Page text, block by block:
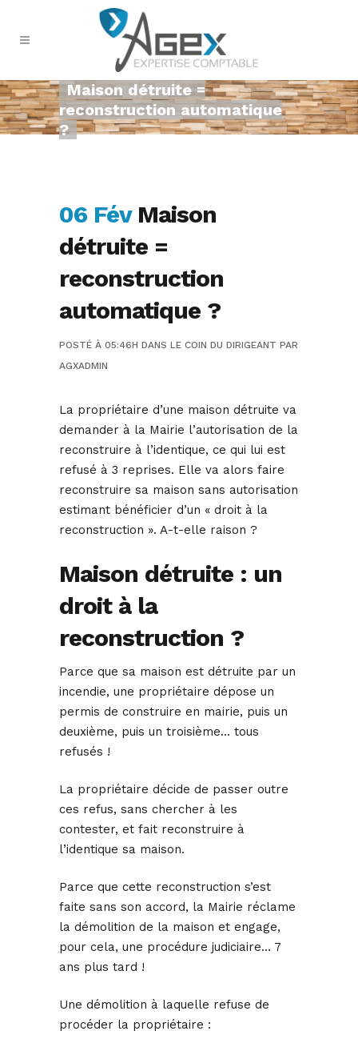
Maison détruite =
reconstruction automatique
?
06 FévMaison
détruite =
reconstruction
automatique ?
POSTÉ À 05:46H DANS LE COIN DU DIRIGEANT PAR
AGXADMIN
La propriétaire d’une maison détruite va
demander à la Mairie l’autorisation de la
reconstruire à l’identique, ce qui lui est
refusé à 3 reprises. Elle va alors faire
reconstruire sa maison sans autorisation
estimant bénéficier d’un « droit à la
reconstruction ». A-t-elle raison ?
Maison détruite : un
droit à la
reconstruction ?
Parce que sa maison est détruite par un
incendie, une propriétaire dépose un
permis de construire en mairie, puis un
deuxième, puis un troisième… tous
refusés !
La propriétaire décide de passer outre
ces refus, sans chercher à les
contester, et fait reconstruire à
l’identique sa maison.
Parce que cette reconstruction s’est
faite sans son accord, la Mairie réclame
la démolition de la maison et engage,
pour cela, une procédure judiciaire… 7
ans plus tard !
Une démolition à laquelle refuse de
procéder la propriétaire :